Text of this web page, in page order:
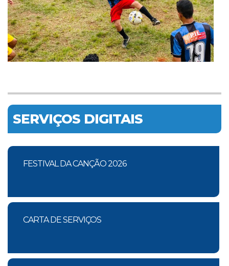
SERVIÇOS DIGITAIS
FESTIVAL DA CANÇÃO 2026
CARTA DE SERVIÇOS